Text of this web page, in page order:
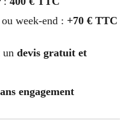
week-end : +70 € TTC
un devis gratuit et
engagement